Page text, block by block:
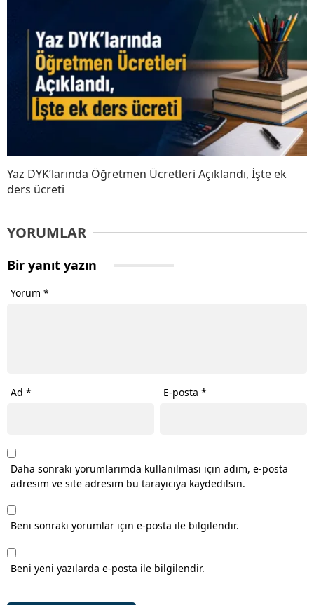
Yaz DYK’larında Öğretmen Ücretleri Açıklandı, İşte ek
ders ücreti
YORUMLAR
Bir yanıt yazın
Yorum *
Ad * E-posta*
Daha sonraki yorumlarımda kullanılması için adım, e-posta
adresim ve site adresim bu tarayıcıya kaydedilsin.
Beni sonraki yorumlar için e-posta ile bilgilendir.
Beni yeni yazılarda e-posta ile bilgilendir.